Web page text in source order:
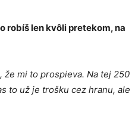
robíš len kvôli pretekom, na
že mi to prospieva. Na tej 250
to už je trošku cez hranu, ale